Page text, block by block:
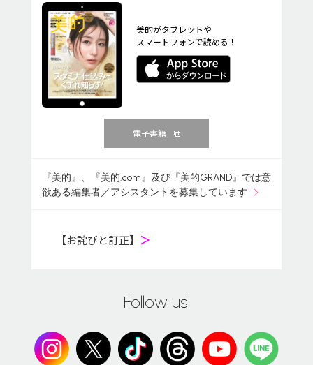
美的がタブレットや
スマートフォンで読める！
電子書籍
『美的』、『美的.com』及び『美的GRAND』では意
欲ある編集者／アシスタントを募集しています
【お詫びと訂正】 ＞
Follow us!